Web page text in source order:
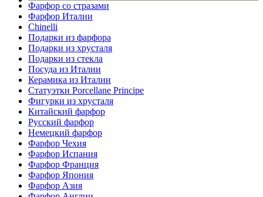
Фарфор со стразами
Фарфор Италии
Chinelli
Подарки из фарфора
Подарки из хрусталя
Подарки из стекла
Посуда из Италии
Керамика из Италии
Статуэтки Porcellane Principe
Фигурки из хрусталя
Китайский фарфор
Русский фарфор
Немецкий фарфор
Фарфор Чехия
Фарфор Испания
Фарфор Франция
Фарфор Япония
Фарфор Азия